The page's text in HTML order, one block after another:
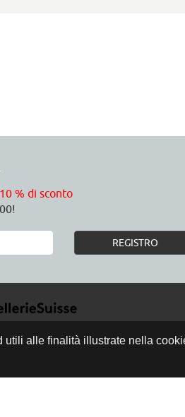
alle finalità illustrate nella
10 % di sconto
REGISTRO